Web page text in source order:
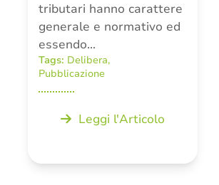
tributari hanno carattere
generale e normativo ed
essendo…
Tags: Delibera,
Pubblicazione
Leggi l'Articolo